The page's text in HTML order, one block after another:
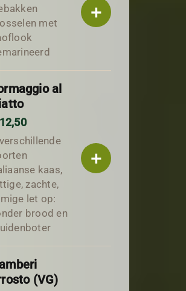
met
+
al
kaas,
zachte,
let op:
brood en
+
(VG)